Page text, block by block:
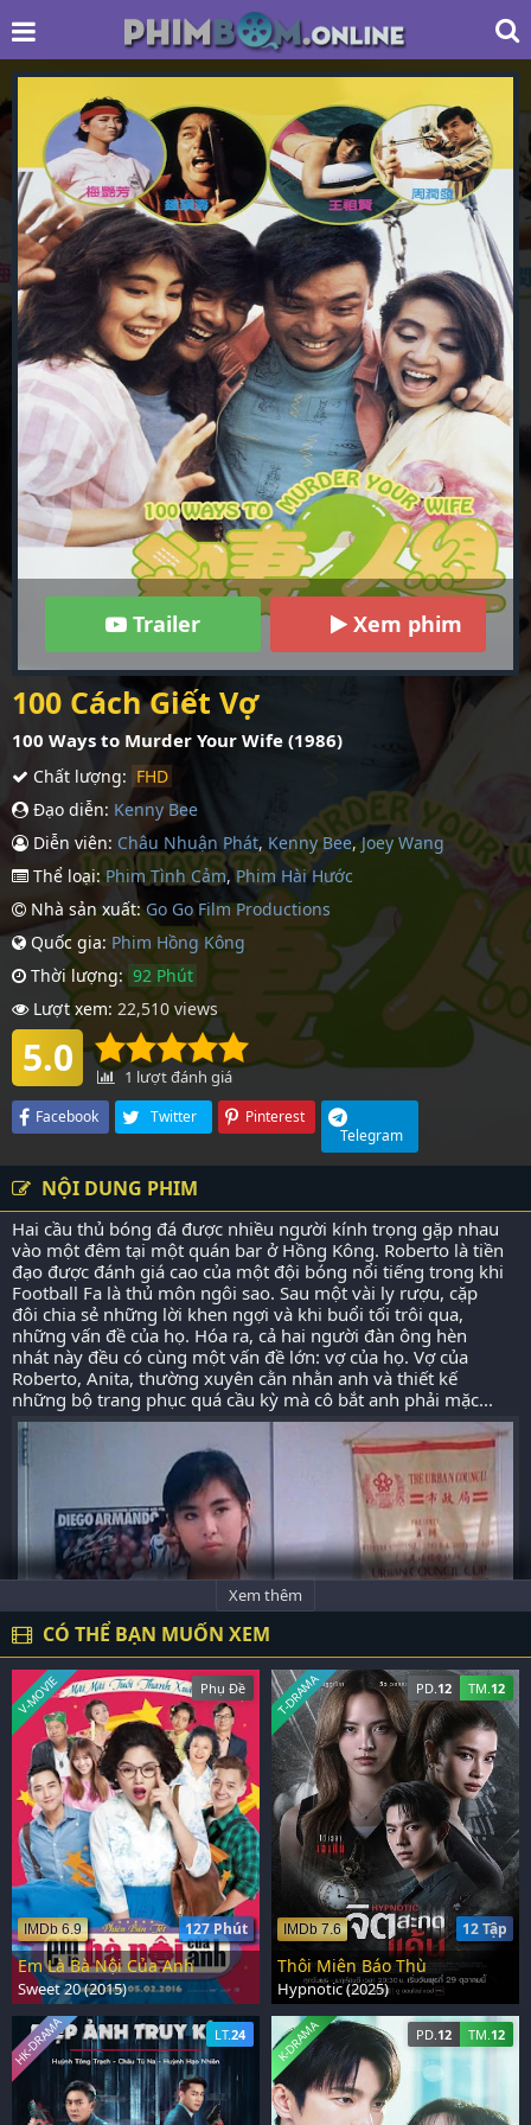
Trailer Xem phim
100 Cách Giết Vợ
100 Ways to Murder Your Wife (1986)
Chất lượng: FHD
Đạo diễn: Kenny Bee
Diễn viên: Châu Nhuận Phát, Kenny Bee,Joey Wang
Thể loại: Phim Tình Cảm,Phim Hài Hước
Nhà sản xuất: Go Go Film Productions
Quốc gia: Phim Hồng Kông
Thời lượng: 92 Phút
Lượt xem: 22,510 views
5.0 1 lượt đánh giá
Facebook Twitter
Pinterest
Telegram
NỘI DUNG PHIM
Hai cầu thủ bóng đá được nhiều người kính trọng gặp nhau
vào một đêm tại một quán bar ở Hồng Kông. Roberto là tiền
đạo được đánh giá cao của một đội bóng nổi tiếng trong khi
Football Fa là thủ môn ngôi sao. Sau một vài ly rượu, cặp
đôi chia sẻ những lời khen ngợi và khi buổi tối trôi qua,
những vấn đề của họ. Hóa ra, cả hai người đàn ông hèn
nhát này đều có cùng một vấn đề lớn: vợ của họ. Vợ của
Roberto, Anita, thường xuyên cằn nhằn anh và thiết kế
những bộ trang phục quá cầu kỳ mà cô bắt anh phải mặc...
Xem thêm
CÓ THỂ BẠN MUỐN XEM
Phụ Đề
127 Phút
IMDb 6.9
V-MOVIE
Em Là Bà Nội Của Anh
Sweet 20 (2015)
PD. 12 TM. 12
12 Tập
IMDb 7.6
T-DRAMA
Thôi Miên Báo Thù
Hypnotic (2025)
LT.24
HK-DRAMA PD. 12 TM. 12
K-DRAMA